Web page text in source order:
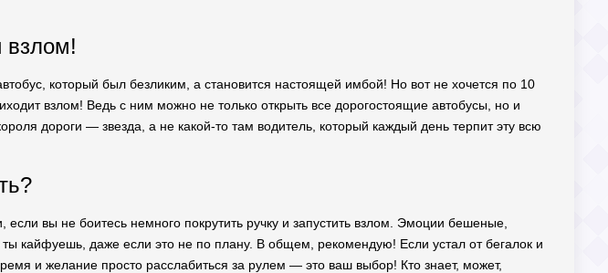
взлом!
который был безликим, а становится настоящей имбой! Но вот не хочется по 10
взлом! Ведь с ним можно не только открыть все дорогостоящие автобусы, но и
дороги — звезда, а не какой-то там водитель, который каждый день терпит эту всю
вы не боитесь немного покрутить ручку и запустить взлом. Эмоции бешеные,
кайфуешь, даже если это не по плану. В общем, рекомендую! Если устал от бегалок и
и желание просто расслабиться за рулем — это ваш выбор! Кто знает, может,